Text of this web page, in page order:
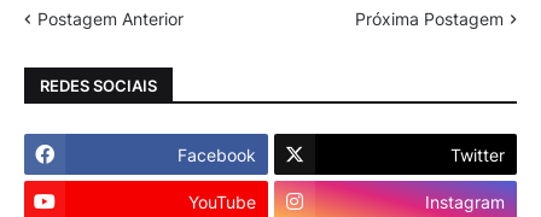
Postagem Anterior Próxima Postagem
REDES SOCIAIS
Facebook Twitter
YouTube Instagram